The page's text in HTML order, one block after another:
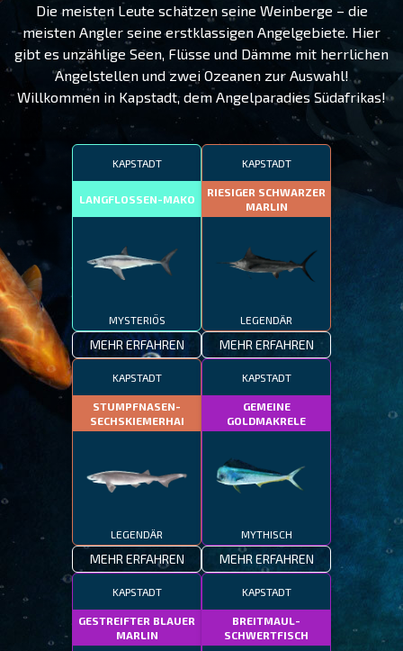
Die meisten Leute schätzen seine Weinberge – die
meisten Angler seine erstklassigen Angelgebiete. Hier
gibt es unzählige Seen, Flüsse und Dämme mit herrlichen
Angelstellen und zwei Ozeanen zur Auswahl!
Willkommen in Kapstadt, dem Angelparadies Südafrikas!
KAPSTADT
LANGFLOSSEN-MAKO
MYSTERIÖS
MEHR ERFAHREN
KAPSTADT
RIESIGER SCHWARZER
MARLIN
LEGENDÄR
MEHR ERFAHREN
KAPSTADT
STUMPFNASEN-
SECHSKIEMERHAI
LEGENDÄR
MEHR ERFAHREN
KAPSTADT
GEMEINE
GOLDMAKRELE
MYTHISCH
MEHR ERFAHREN
KAPSTADT
GESTREIFTER BLAUER
MARLIN
KAPSTADT
BREITMAUL-
SCHWERTFISCH